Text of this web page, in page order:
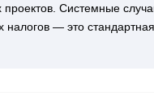
Системные
— это стандартная